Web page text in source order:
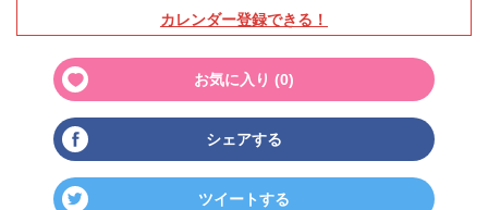
カレンダー登録できる！
お気に入り (0)
シェアする
ツイートする